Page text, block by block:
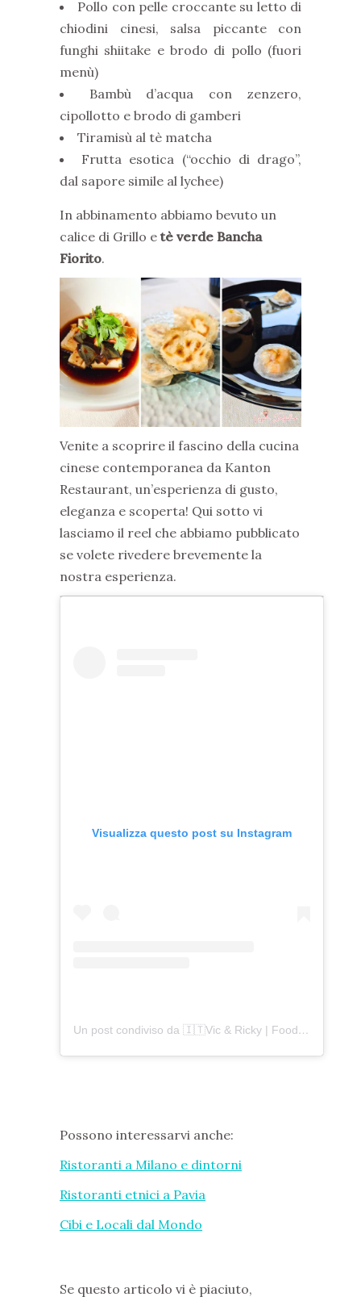
Pollo con pelle croccante su letto di
chiodini cinesi, salsa piccante con
funghi shiitake e brodo di pollo (fuori
menù)
Bambù d’acqua con zenzero,
cipollotto e brodo di gamberi
Tiramisù al tè matcha
Frutta esotica (“occhio di drago”,
dal sapore simile al lychee)
In abbinamento abbiamo bevuto un
calice di Grillo e tè verde Bancha
Fiorito.
Venite a scoprire il fascino della cucina
cinese contemporanea da Kanton
Restaurant, un’esperienza di gusto,
eleganza e scoperta! Qui sotto vi
lasciamo il reel che abbiamo pubblicato
se volete rivedere brevemente la
nostra esperienza.
Visualizza questo post su Instagram
Un post condiviso da 🇮🇹Vic & Ricky | Food Travel Couple✈️ (@viaggiaredegustando)
Possono interessarvi anche:
Ristoranti a Milano e dintorni
Ristoranti etnici a Pavia
Cibi e Locali dal Mondo
Se questo articolo vi è piaciuto,